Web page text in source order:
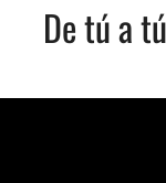
De tú a